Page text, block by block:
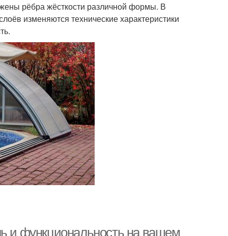
рёбра жёсткости различной формы. В
изменяются технические характеристики
и функциональность на вашем